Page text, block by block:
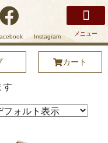
Instagram メニュー
カート
す